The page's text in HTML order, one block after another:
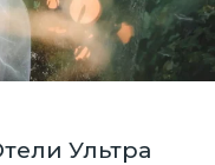
Ультра